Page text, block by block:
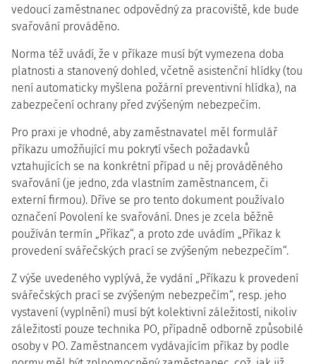
vedoucí zaměstnanec odpovědný za pracoviště, kde bude
svařování prováděno.
Norma též uvádí, že v příkaze musí být vymezena doba
platnosti a stanovený dohled, včetně asistenční hlídky (tou
není automaticky myšlena požární preventivní hlídka), na
zabezpečení ochrany před zvýšeným nebezpečím.
Pro praxi je vhodné, aby zaměstnavatel měl formulář
příkazu umožňující mu pokrytí všech požadavků
vztahujících se na konkrétní případ u něj prováděného
svařování (je jedno, zda vlastním zaměstnancem, či
externí firmou). Dříve se pro tento dokument používalo
označení Povolení ke svařování. Dnes je zcela běžně
používán termín „Příkaz“, a proto zde uvádím „Příkaz k
provedení svářečských prací se zvýšeným nebezpečím“.
Z výše uvedeného vyplývá, že vydání „Příkazu k provedení
svářečských prací se zvýšeným nebezpečím“, resp. jeho
vystavení (vyplnění) musí být kolektivní záležitostí, nikoliv
záležitostí pouze technika PO, případně odborně způsobilé
osoby v PO. Zaměstnancem vydávajícím příkaz by podle